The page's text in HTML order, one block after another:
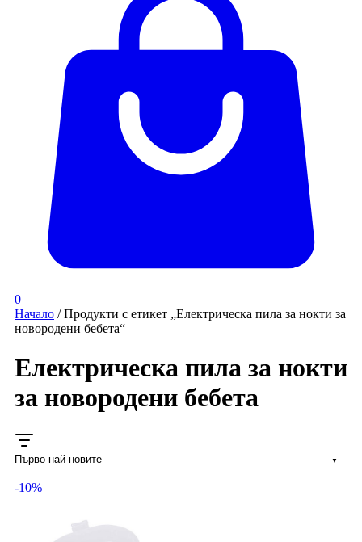
0
Начало / Продукти с етикет „Електрическа пила за нокти за
новородени бебета“
Електрическа пила за нокти
за новородени бебета
-10%